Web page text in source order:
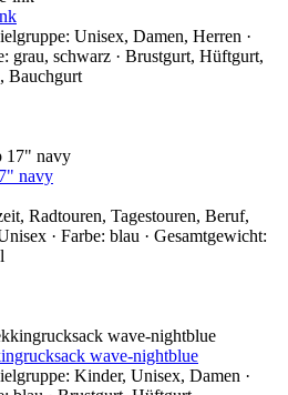
Unisex, Damen, Herren ·
grau, schwarz · Brustgurt, Hüftgurt,
Bauchgurt
navy
Radtouren, Tagestouren, Beruf,
· Farbe: blau · Gesamtgewicht:
wave-nightblue
Kinder, Unisex, Damen ·